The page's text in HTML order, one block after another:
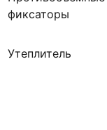
фиксаторы
Утеплитель